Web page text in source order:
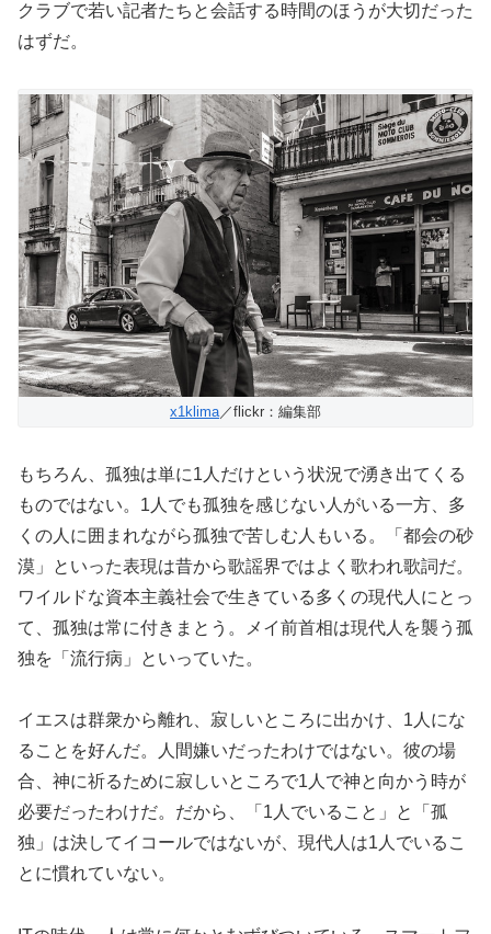
クラブで若い記者たちと会話する時間のほうが大切だった
はずだ。
x1klima ／flickr：編集部
もちろん、孤独は単に1人だけという状況で湧き出てくる
ものではない。1人でも孤独を感じない人がいる一方、多
くの人に囲まれながら孤独で苦しむ人もいる。「都会の砂
漠」といった表現は昔から歌謡界ではよく歌われ歌詞だ。
ワイルドな資本主義社会で生きている多くの現代人にとっ
て、孤独は常に付きまとう。メイ前首相は現代人を襲う孤
独を「流行病」といっていた。
イエスは群衆から離れ、寂しいところに出かけ、1人にな
ることを好んだ。人間嫌いだったわけではない。彼の場
合、神に祈るために寂しいところで1人で神と向かう時が
必要だったわけだ。だから、「1人でいること」と「孤
独」は決してイコールではないが、現代人は1人でいるこ
とに慣れていない。